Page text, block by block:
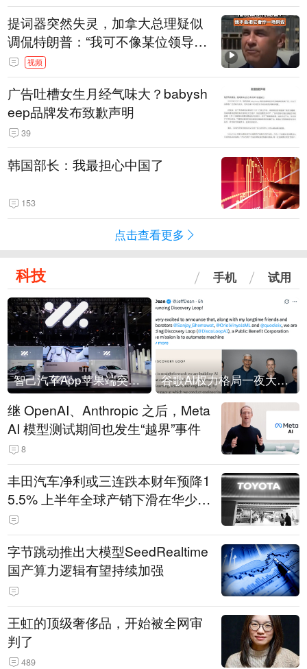
提词器突然失灵，加拿大总理疑似
调侃特朗普：“我可不像某位领导
人，把这当成一场阴谋”，全场哄笑
视频
广告吐槽女生月经气味大？babysh
eep品牌发布致歉声明
39
韩国部长：我最担心中国了
153
点击查看更多
科技 手机 试用
智己汽车App苹果端突然“下架” 谷歌AI权力格局一夜大洗牌
继 OpenAI、Anthropic 之后，Meta
AI 模型测试期间也发生“越界”事件
8
丰田汽车净利或三连跌本财年预降1
5.5% 上半年全球产销下滑在华少卖
14.3万辆
字节跳动推出大模型SeedRealtime
国产算力逻辑有望持续加强
王虹的顶级奢侈品，开始被全网审
判了
489